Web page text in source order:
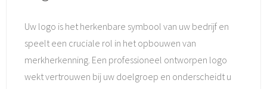
Uw logo is het herkenbare symbool van uw bedrijf en
speelt een cruciale rol in het opbouwen van
merkherkenning. Een professioneel ontworpen logo
wekt vertrouwen bij uw doelgroep en onderscheidt u